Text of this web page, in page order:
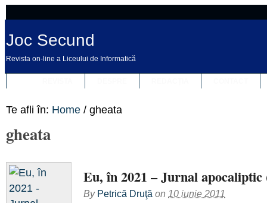
Joc Secund
Revista on-line a Liceului de Informatică
Te afli în: Home / gheata
gheata
Eu, în 2021 – Jurnal
By Petrică Druţă on 10 iunie 2011